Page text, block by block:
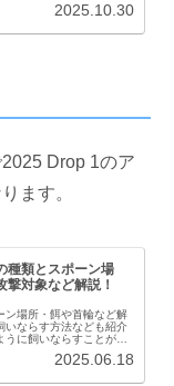
2025.10.30
Drop 1のア
ます。
種類とスポーン場
撃対象など解説！
ン場所・餌や首輪など解
いならす方法なども紹介
に飼いならすことがで
カミ情報体力野生オオ
2025.06.18